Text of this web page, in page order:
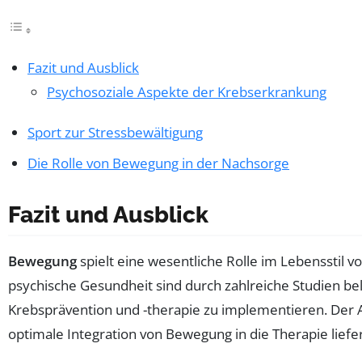
Fazit und Ausblick
Psychosoziale Aspekte der Krebserkrankung
Sport zur Stressbewältigung
Die Rolle von Bewegung in der Nachsorge
Fazit und Ausblick
Bewegungspielt eine wesentliche Rolle im Lebensstil
psychische Gesundheit sind durch zahlreiche Studien
Krebsprävention und -therapie zu implementieren. Der
optimale Integration von Bewegung in die Therapie